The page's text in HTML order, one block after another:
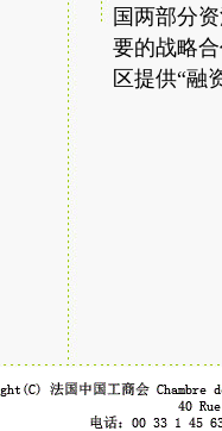
国两部分
要的战略
区提供“融